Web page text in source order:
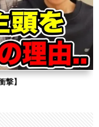
撃】